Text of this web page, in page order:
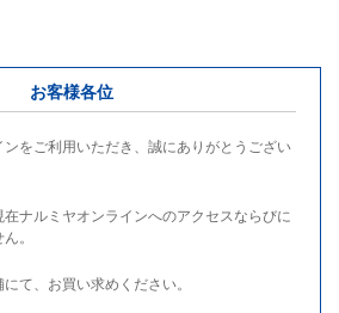
お客様各位
ンをご利用いただき、誠にありがとうござい
ナルミヤオンラインへのアクセスならびに
。
て、お買い求めください。